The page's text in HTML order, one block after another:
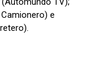
e